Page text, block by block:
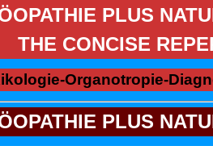
PLUS
THE CONCISE
Organotropie-
PLUS